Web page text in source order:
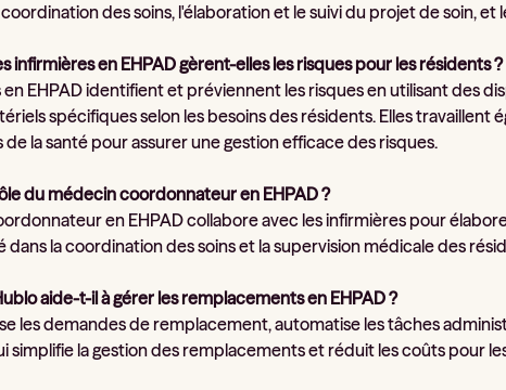
des soins, l'élaboration et le suivi du projet de soin, et
infirmières en EHPAD gèrent-elles les risques pour les résidents ?
en EHPAD identifient et préviennent les risques en utilisant des
spécifiques selon les besoins des résidents. Elles
de la santé pour assurer une gestion efficace des risques.
du médecin coordonnateur en EHPAD ?
en EHPAD collabore avec les infirmières pour
dans la coordination des soins et la supervision médicale des
aide-t-il à gérer les remplacements en EHPAD ?
les demandes de remplacement, automatise les tâches
simplifie la gestion des remplacements et réduit les coûts pour